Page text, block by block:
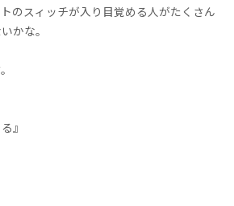
のスィッチが入り目覚める人がたくさん
かな。
』